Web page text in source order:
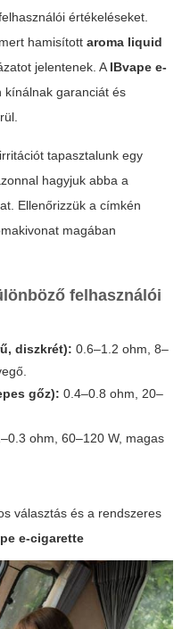
értékeléseket.
hamisított aroma liquid
jelentenek. A IBvape e-
kínálnak garanciát és
tapasztalunk egy
hagyjuk abba a
Ellenőrizzük a címkén
magában
felhasználói
diszkrét): 0.6–1.2 ohm, 8–
gőz): 0.4–0.8 ohm, 20–
ohm, 60–120 W, magas
választás és a rendszeres
e-cigarette